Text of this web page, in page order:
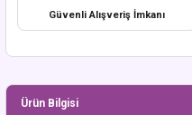
Güvenli Alışveriş İmkanı
Ürün Bilgisi